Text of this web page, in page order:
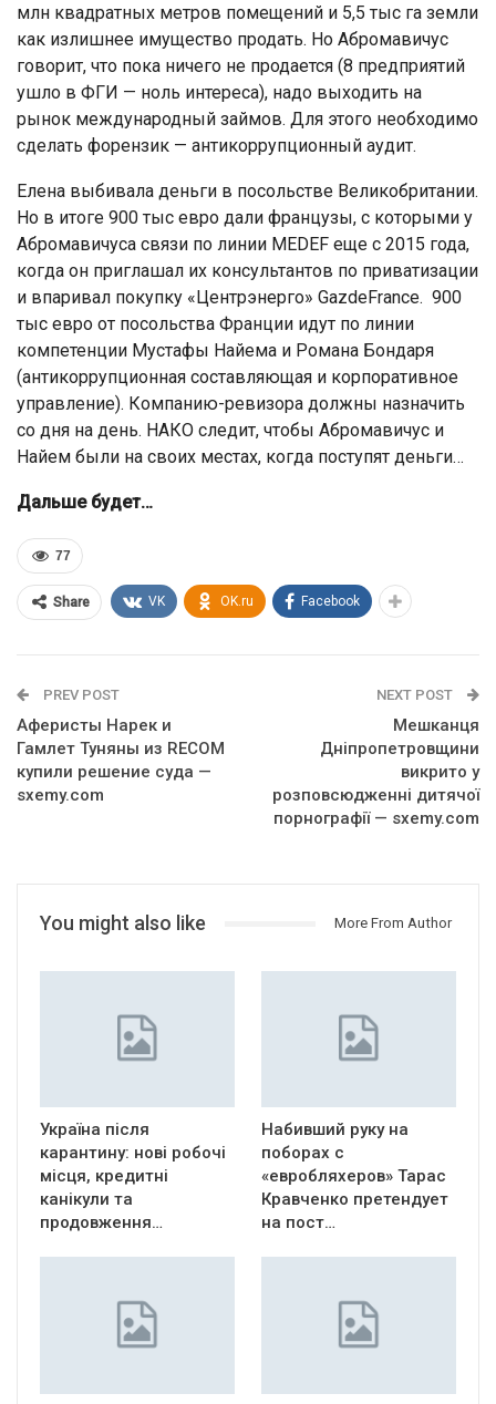
млн квадратных метров помещений и 5,5 тыс га земли
как излишнее имущество продать. Но Абромавичус
говорит, что пока ничего не продается (8 предприятий
ушло в ФГИ — ноль интереса), надо выходить на
рынок международный займов. Для этого необходимо
сделать форензик — антикоррупционный аудит.
Елена выбивала деньги в посольстве Великобритании.
Но в итоге 900 тыс евро дали французы, с которыми у
Абромавичуса связи по линии MEDEF еще с 2015 года,
когда он приглашал их консультантов по приватизации
и впаривал покупку «Центрэнерго» GazdeFrance. 900
тыс евро от посольства Франции идут по линии
компетенции Мустафы Найема и Романа Бондаря
(антикоррупционная составляющая и корпоративное
управление). Компанию-ревизора должны назначить
со дня на день. НАКО следит, чтобы Абромавичус и
Найем были на своих местах, когда поступят деньги…
Дальше будет…
77
Share VK OK.ru Facebook
PREV POST
Аферисты Нарек и
Гамлет Туняны из RECOM
купили решение суда —
sxemy.com
NEXT POST
Мешканця
Дніпропетровщини
викрито у
розповсюдженні дитячої
порнографії — sxemy.com
You might also like More From Author
Україна після
карантину: нові робочі
місця, кредитні
канікули та
продовження…
Набивший руку на
поборах с
«евробляхеров» Тарас
Кравченко претендует
на пост…